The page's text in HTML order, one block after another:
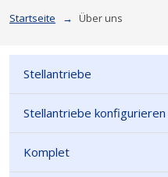
Startseite Über uns
Stellantriebe
Stellantriebe konfigurieren
Komplet